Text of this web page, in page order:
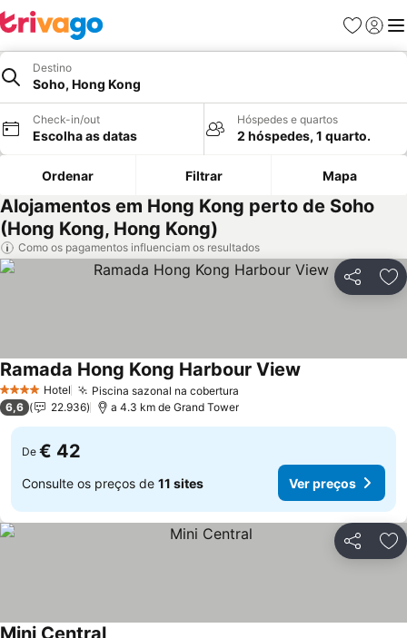
Favoritos
Iniciar
Destino
Soho, Hong Kong
Check-in/out
Escolha as datas
Hóspedes e quartos
2 hóspedes, 1 quarto.
Ordenar Filtrar Mapa
Alojamentos em Hong Kong perto de Soho
(Hong Kong, Hong Kong)
Como os pagamentos influenciam os resultados
Partilhar
4 EstrelasHotel Piscina sazonal na cobertura
Ramada Hong Kong Harbour View
6,6 22.936 a 4.3 km de Grand Tower
De € 42
Consulte os preços de 11 sites Ver preços
Partilhar
Mini Central